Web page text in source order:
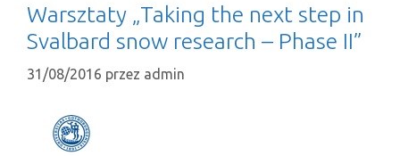
Warsztaty „Taking the next step in
Svalbard snow research – Phase II”
31/08/2016 przez admin